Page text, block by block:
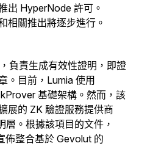
出 HyperNode 許可。
相關推出將逐步進行。
負責生成有效性證明，即證
。目前，Lumia 使用
基礎架構。然而，該
展的 ZK 驗證服務提供商
層。 根據該項目的文件，
佈整合基於 Gevolut 的